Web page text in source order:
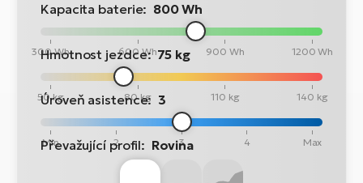
Kapacita baterie: 800 Wh
300 Wh 600 Wh 900 Wh 1200 Wh
Hmotnost jezdce: 75 kg
50 kg 80 kg 110 kg 140 kg
Úroveň asistence: 3
Min 2 3 4 Max
Převažující profil: Rovina